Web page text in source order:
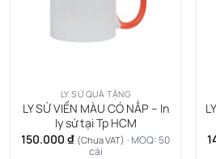
trang
phẩm
LY SỨ QUÀ TẶNG
LY SỨ VIỀN MÀU CÓ NẮP – In
ly sứ tại Tp HCM
150.000 ₫ (Chưa VAT) · MOQ: 50
cái